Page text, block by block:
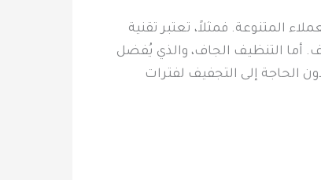
المتنوعة. فمثلاً، تعتبر تقنية
أما التنظيف الجاف، والذي يُفضل
الحاجة إلى التجفيف لفترات